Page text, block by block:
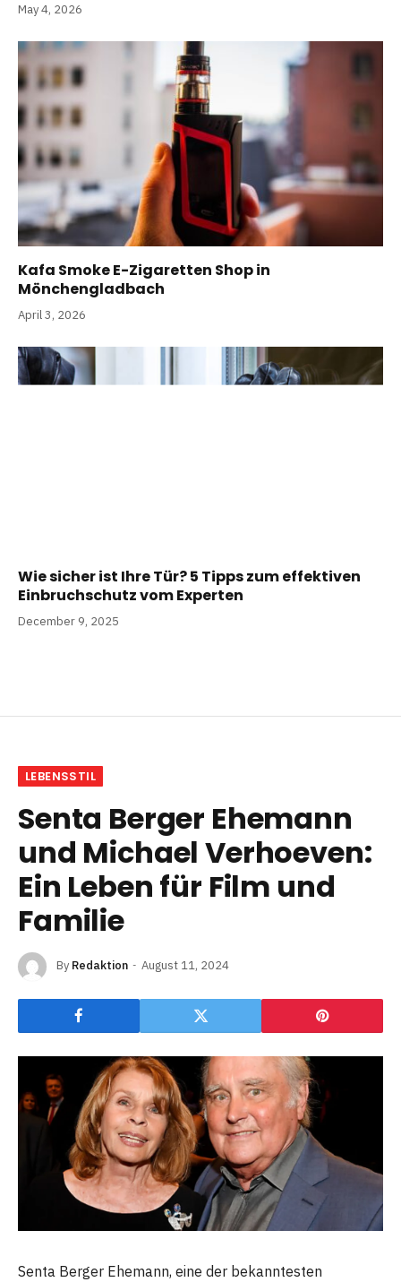
May 4, 2026
Kafa Smoke E-Zigaretten Shop in
Mönchengladbach
April 3, 2026
Wie sicher ist Ihre Tür? 5 Tipps zum effektiven
Einbruchschutz vom Experten
December 9, 2025
LEBENSSTIL
Senta Berger Ehemann
und Michael Verhoeven:
Ein Leben für Film und
Familie
By Redaktion August 11, 2024
Senta Berger Ehemann, eine der bekanntesten